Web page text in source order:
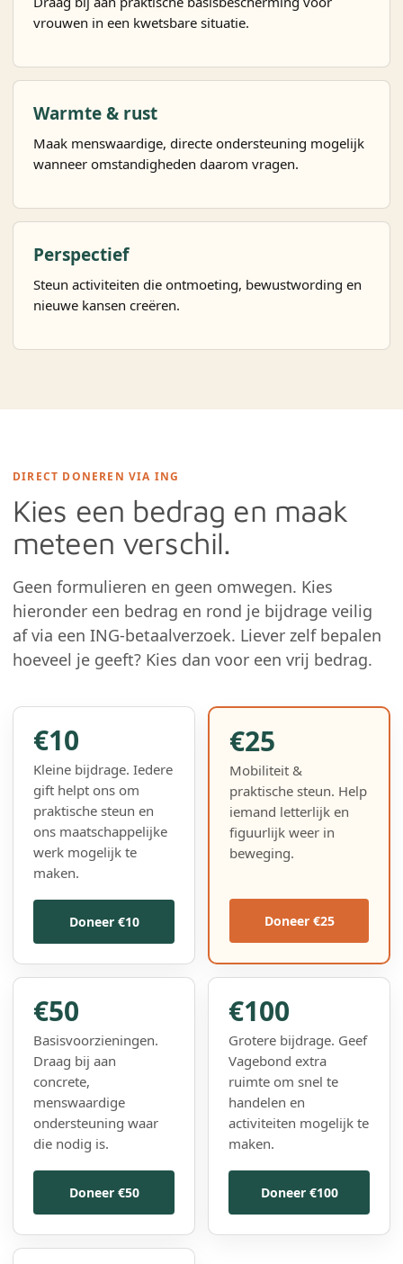
vrouwen in een kwetsbare situatie.
Warmte & rust
Maak menswaardige, directe ondersteuning mogelijk
wanneer omstandigheden daarom vragen.
Perspectief
Steun activiteiten die ontmoeting, bewustwording en
nieuwe kansen creëren.
DIRECT DONEREN VIA ING
Kies een bedrag en maak
meteen verschil.
Geen formulieren en geen omwegen. Kies
hieronder een bedrag en rond je bijdrage veilig
af via een ING-betaalverzoek. Liever zelf bepalen
hoeveel je geeft? Kies dan voor een vrij bedrag.
€10
Kleine bijdrage. Iedere
gift helpt ons om
praktische steun en
ons maatschappelijke
werk mogelijk te
maken.
Doneer €10
€25
Mobiliteit &
praktische steun. Help
iemand letterlijk en
figuurlijk weer in
beweging.
Doneer €25
€50
Basisvoorzieningen.
Draag bij aan
concrete,
menswaardige
ondersteuning waar
die nodig is.
Doneer €50
€100
Grotere bijdrage. Geef
Vagebond extra
ruimte om snel te
handelen en
activiteiten mogelijk te
maken.
Doneer €100